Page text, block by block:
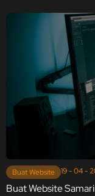
Buat Website 19 - 04 -
Buat Website